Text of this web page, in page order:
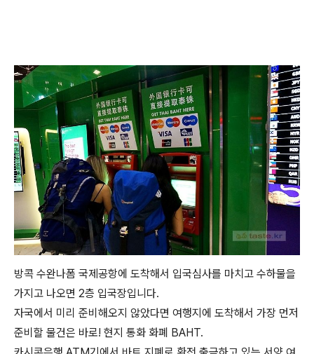
방콕 수완나폼 국제공항에 도착해서 입국심사를 마치고 수하물을
가지고 나오면 2층 입국장입니다.
자국에서 미리 준비해오지 않았다면 여행지에 도착해서 가장 먼저
준비할 물건은 바로! 현지 통화 화폐 BAHT.